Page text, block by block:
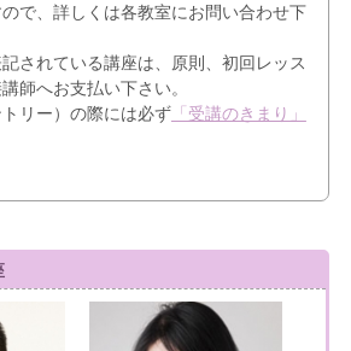
で、詳しくは各教室にお問い合わせ下
されている講座は、原則、初回レッス
師へお支払い下さい。
リー）の際には必ず「受講のきまり」